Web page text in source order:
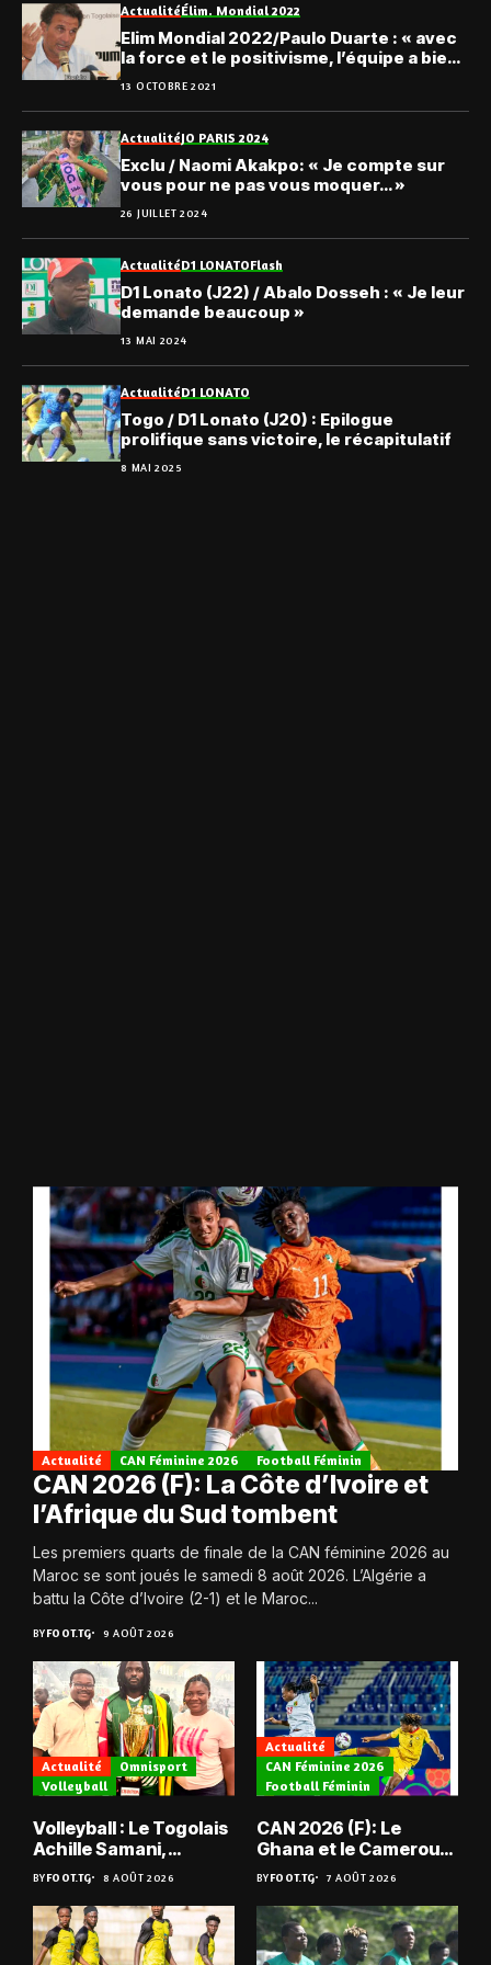
ActualitéÉlim. Mondial 2022
Elim Mondial 2022/Paulo Duarte : « avec
la force et le positivisme, l’équipe a bien
réagi et a marqué »
13 OCTOBRE 2021
ActualitéJO PARIS 2024
Exclu / Naomi Akakpo: « Je compte sur
vous pour ne pas vous moquer… »
26 JUILLET 2024
ActualitéD1 LONATOFlash
D1 Lonato (J22) / Abalo Dosseh : « Je leur
demande beaucoup »
13 MAI 2024
ActualitéD1 LONATO
Togo / D1 Lonato (J20) : Epilogue
prolifique sans victoire, le récapitulatif
8 MAI 2025
Actualité CAN Féminine 2026 Football Féminin
CAN 2026 (F): La Côte d’Ivoire et
l’Afrique du Sud tombent
Les premiers quarts de finale de la CAN féminine 2026 au
Maroc se sont joués le samedi 8 août 2026. L’Algérie a
battu la Côte d’Ivoire (2-1) et le Maroc...
BYFOOT.TG 9 AOÛT 2026
Actualité
Omnisport
Volleyball
Volleyball : Le Togolais
Achille Samani,
champion du Bénin !
BYFOOT.TG 8 AOÛT 2026
Actualité
CAN Féminine 2026
Football Féminin
CAN 2026 (F): Le
Ghana et le Cameroun
en quarts
BYFOOT.TG 7 AOÛT 2026